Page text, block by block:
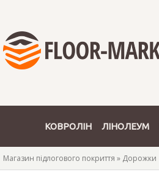
КОВРОЛІН ЛІНОЛЕУМ
Магазин підлогового покриття » Дорожки